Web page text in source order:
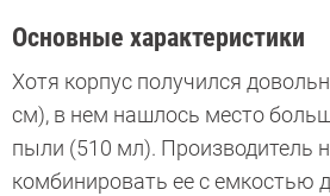
Основные характеристики
Хотя корпус получился
см), в нем нашлось место
пыли (510 мл). Производитель
комбинировать ее с емкостью